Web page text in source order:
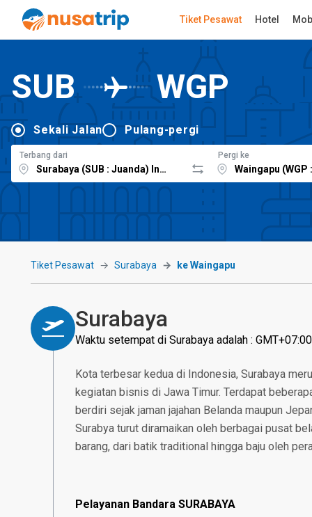
Tiket Pesawat Hotel
SUB WGP
Sekali Jalan Pulang-pergi
Terbang dari Pergi ke
Tiket Pesawat Surabaya ke Waingapu
Surabaya
Waktu setempat di Surabaya adalah : GMT+07:00
Kota terbesar kedua di Indonesia, Surabaya
kegiatan bisnis di Jawa Timur. Terdapat
berdiri sejak jaman jajahan Belanda maupun
Surabya turut diramaikan oleh berbagai pusat
barang, dari batik traditional hingga baju oleh
Pelayanan Bandara SURABAYA